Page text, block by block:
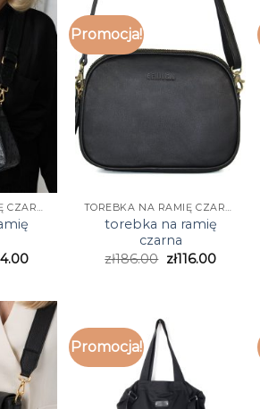
TOREBKA NA RAMIĘ CZARNA
Promocja!
TOREBKA NA RAMIĘ CZARNA
torebka na ramię
czarna
zł186.00 zł116.00
Promocja!